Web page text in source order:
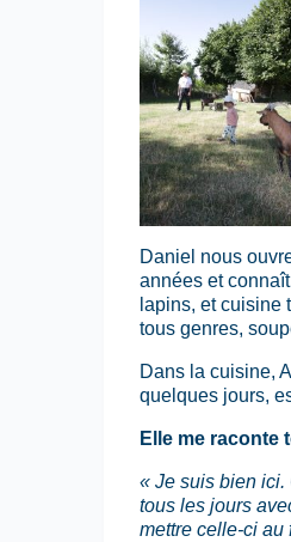
Daniel nous
années et
lapins, et cuisine
tous genres,
Dans la cuisine,
quelques jours,
Elle me raconte
« Je suis bien ici.
tous les jours
mettre celle-ci au